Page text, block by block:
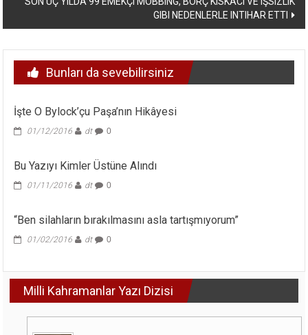
GIBI NEDENLERLE INTIHAR ETTI
Bunları da sevebilirsiniz
İşte O Bylock’çu Paşa’nın Hikâyesi
01/12/2016 dt 0
Bu Yazıyı Kimler Üstüne Alındı
01/11/2016 dt 0
“Ben silahların bırakılmasını asla tartışmıyorum”
01/02/2016 dt 0
Milli Kahramanlar Yazı Dizisi